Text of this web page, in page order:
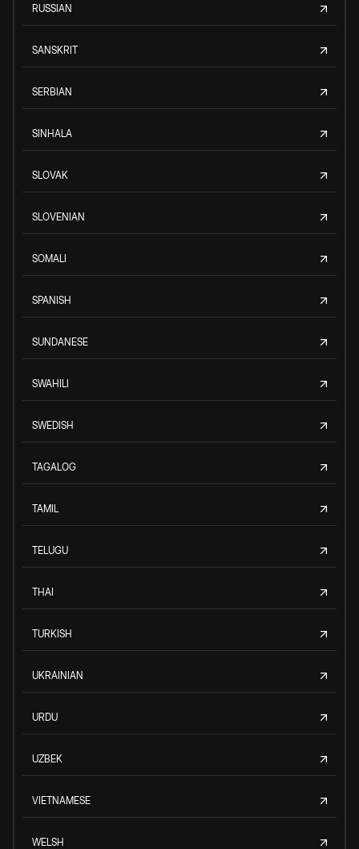
RUSSIAN
SANSKRIT
SERBIAN
SINHALA
SLOVAK
SLOVENIAN
SOMALI
SPANISH
SUNDANESE
SWAHILI
SWEDISH
TAGALOG
TAMIL
TELUGU
THAI
TURKISH
UKRAINIAN
URDU
UZBEK
VIETNAMESE
WELSH